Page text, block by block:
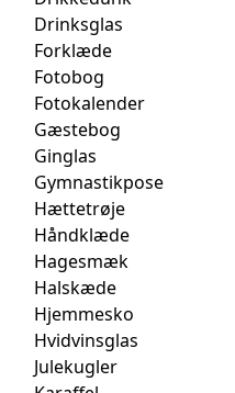
Drinksglas
Forklæde
Fotobog
Fotokalender
Gæstebog
Ginglas
Gymnastikpose
Hættetrøje
Håndklæde
Hagesmæk
Halskæde
Hjemmesko
Hvidvinsglas
Julekugler